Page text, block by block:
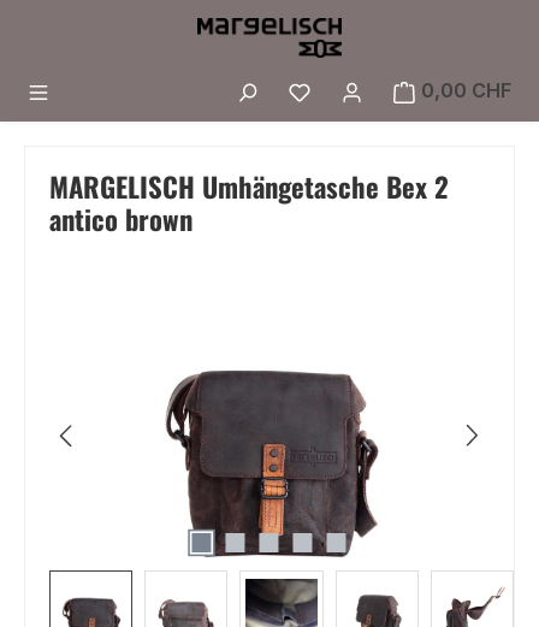
Zum Hauptinhalt springen
Du hast 0 Produkte
0,00 CHF
MARGELISCH Umhängetasche Bex 2
antico brown